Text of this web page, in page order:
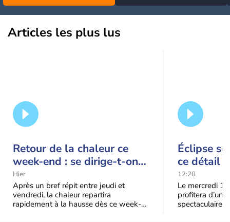
Articles les plus lus
Retour de la chaleur ce
week-end : se dirige-t-on
vers une cinquième vague
de chaleur en France ?
Hier
Après un bref répit entre jeudi et
vendredi, la chaleur repartira
rapidement à la hausse dès ce week-
Éclipse
ce détail
spectacle
12:20
Le mercredi
profitera
spectaculaire,